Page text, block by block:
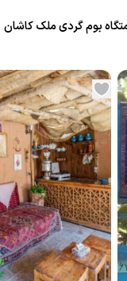
بوم گردی ملک کاشان